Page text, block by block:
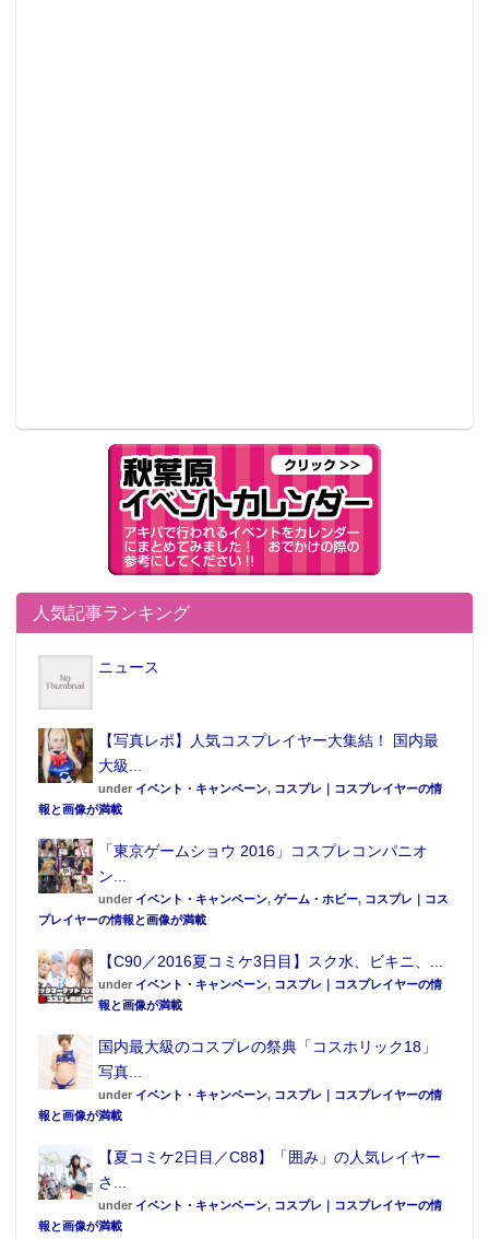
人気記事ランキング
ニュース
【写真レポ】人気コスプレイヤー大集結！ 国内最
大級...
under イベント・キャンペーン, コスプレ｜コスプレイヤーの情
報と画像が満載
「東京ゲームショウ 2016」コスプレコンパニオ
ン...
under イベント・キャンペーン, ゲーム・ホビー, コスプレ｜コス
プレイヤーの情報と画像が満載
【C90／2016夏コミケ3日目】スク水、ビキニ、...
under イベント・キャンペーン, コスプレ｜コスプレイヤーの情
報と画像が満載
国内最大級のコスプレの祭典「コスホリック18」
写真...
under イベント・キャンペーン, コスプレ｜コスプレイヤーの情
報と画像が満載
【夏コミケ2日目／C88】「囲み」の人気レイヤー
さ...
under イベント・キャンペーン, コスプレ｜コスプレイヤーの情
報と画像が満載